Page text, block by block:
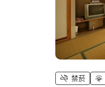
禁菸